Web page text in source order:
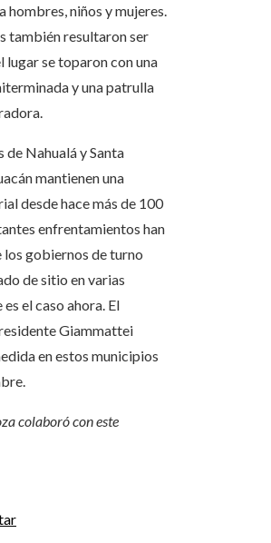
hombres, niños y mujeres.
también resultaron ser
lugar se toparon con una
y una patrulla
de Nahualá y Santa
mantienen una
desde hace más de 100
enfrentamientos han
gobiernos de turno
de sitio en varias
el caso ahora. El
Giammattei
en estos municipios
colaboró ​​con este